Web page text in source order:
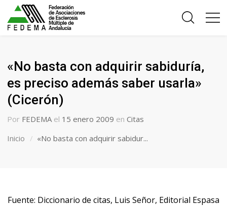
«No basta con adquirir sabiduría,
es preciso además saber usarla»
(Cicerón)
Por FEDEMA el 15 enero 2009 en Citas
Inicio
«No basta con adquirir sabidur...
Fuente: Diccionario de citas, Luis Señor, Editorial Espasa